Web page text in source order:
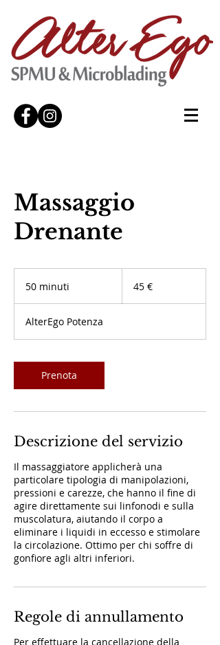
Massaggio
Drenante
50 minuti
i
n
t
i
45 €
AlterEgo Potenza
Prenota
Descrizione del servizio
Il massaggiatore applicherà una
particolare tipologia di manipolazioni,
pressioni e carezze, che hanno il fine di
agire direttamente sui linfonodi e sulla
muscolatura, aiutando il corpo a
eliminare i liquidi in eccesso e stimolare
la circolazione. Ottimo per chi soffre di
gonfiore agli altri inferiori.
Regole di annullamento
Per effettuare la cancellazione della